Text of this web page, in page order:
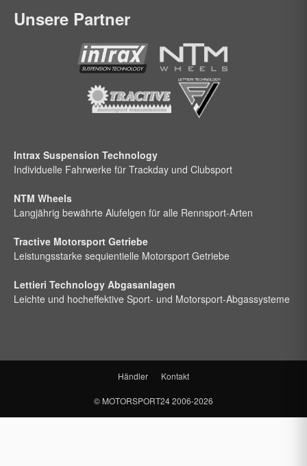
Unsere Partner
Intrax Suspension Technology
Individuelle Fahrwerke für Trackday und Clubsport
NTM Wheels
Langjährig bewährte Alufelgen für alle Rennsport-Arten
Tractive Motorsport Getriebe
Leistungsstarke sequientielle Motorsport Getriebe
Lettieri Technology Abgasanlagen
Leichte und hocheffektive Sport- und Motorsport-Abgassysteme
Händler Kontakt
© MOTORSPORT242006-2026